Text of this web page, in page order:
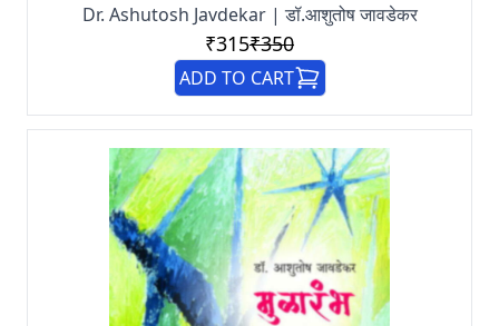
Dr. Ashutosh Javdekar | डॉ.आशुतोष जावडेकर
₹315₹350
ADD TO CART